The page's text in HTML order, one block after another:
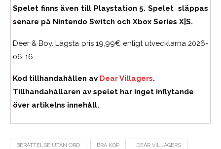
Spelet finns även till Playstation 5. Spelet släppas
senare på Nintendo Switch och Xbox Series X|S.
Deer & Boy. Lägsta pris 19,99€ enligt utvecklarna 2026-
06-16.
Kod tillhandahållen av Dear Villagers.
Tillhandahållaren av spelet har inget inflytande
över artikelns innehåll.
BERÄTTELSE UTAN ORD BRA KÖP DEAR VILLAGERS